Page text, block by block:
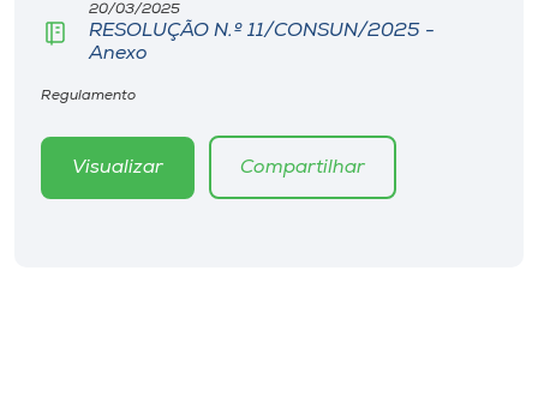
Unoesc
Store
Selecione
20/03/2025
RESOLUÇÃO N.º 11/CONSUN/2025 -
Anexo
Regulamento
Visualizar Compartilhar